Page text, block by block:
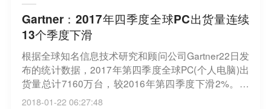
Gartner：2017年四季度全球PC出货量连续
13个季度下滑
根据全球知名信息技术研究和顾问公司Gartner22日发
布的统计数据，2017年第四季度全球PC(个人电脑)出
货量总计7160万台，较2016年第四季度下滑2%。这
是全球PC出货量连续第十三个季度下滑。据统计，20
2018-01-22 06:27:48